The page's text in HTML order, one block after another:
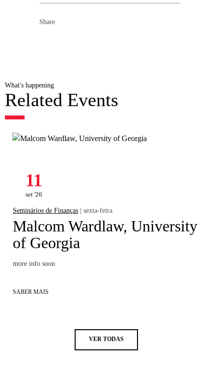
Share
What's happening
Related Events
11
set '26
Seminários de Finanças | sexta-feira
Malcom Wardlaw, University
of Georgia
more info soon
SABER MAIS
VER TODAS